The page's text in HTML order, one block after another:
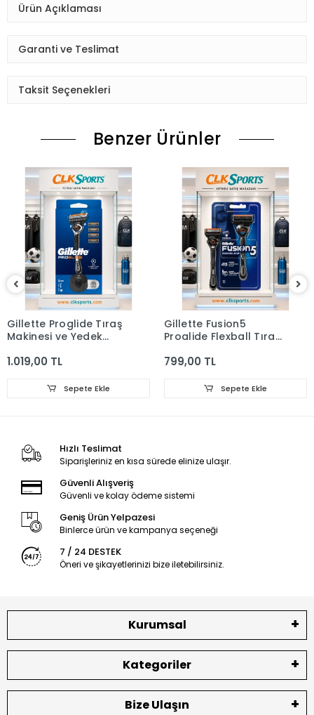
Ürün Açıklaması
Garanti ve Teslimat
Taksit Seçenekleri
Benzer Ürünler
Gillette Proglide Tıraş
Makinesi ve Yedek
Bıçağı Standı
1.019,00 TL
Sepete Ekle
Gillette Fusion5
Proglide Flexball Tıraş
799,00 TL
Sepete Ekle
Hızlı Teslimat
Siparişleriniz en kısa sürede elinize ulaşır.
Güvenli Alışveriş
Güvenli ve kolay ödeme sistemi
Geniş Ürün Yelpazesi
Binlerce ürün ve kampanya seçeneği
7 / 24 DESTEK
Öneri ve şikayetlerinizi bize iletebilirsiniz.
Kurumsal
Kategoriler
Bize Ulaşın